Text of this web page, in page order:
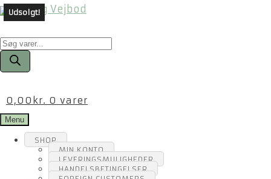
Products
search
0,00 kr. 0 varer
Menu
SHOP
MIN KONTO
LEVERINGSMULIGHEDER
HANDELSBETINGELSER
Udsolgt!